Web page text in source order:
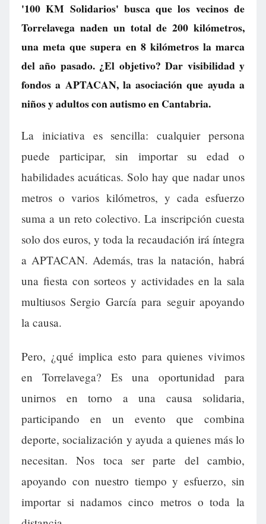
'100 KM Solidarios' busca que los vecinos de
Torrelavega naden un total de 200 kilómetros,
una meta que supera en 8 kilómetros la marca
del año pasado. ¿El objetivo? Dar visibilidad y
fondos a APTACAN, la asociación que ayuda a
niños y adultos con autismo en Cantabria.
La iniciativa es sencilla: cualquier persona
puede participar, sin importar su edad o
habilidades acuáticas. Solo hay que nadar unos
metros o varios kilómetros, y cada esfuerzo
suma a un reto colectivo. La inscripción cuesta
solo dos euros, y toda la recaudación irá íntegra
a APTACAN. Además, tras la natación, habrá
una fiesta con sorteos y actividades en la sala
multiusos Sergio García para seguir apoyando
la causa.
Pero, ¿qué implica esto para quienes vivimos
en Torrelavega? Es una oportunidad para
unirnos en torno a una causa solidaria,
participando en un evento que combina
deporte, socialización y ayuda a quienes más lo
necesitan. Nos toca ser parte del cambio,
apoyando con nuestro tiempo y esfuerzo, sin
importar si nadamos cinco metros o toda la